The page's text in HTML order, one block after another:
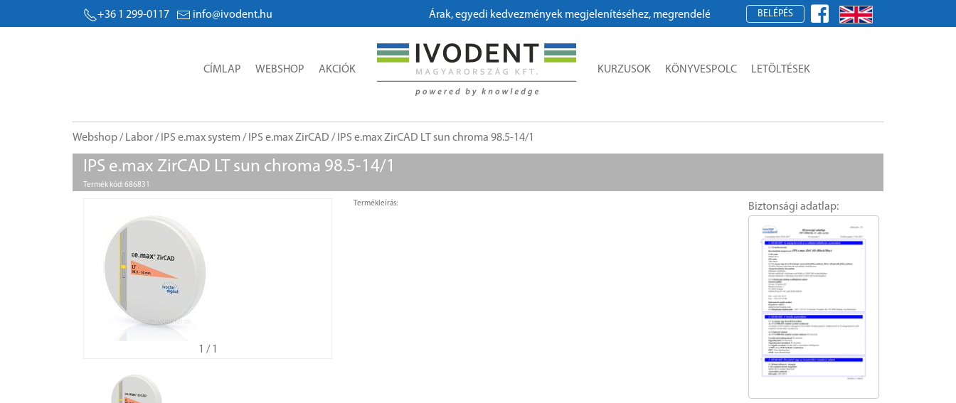
+36 1 299-0117 info@ivodent.hu Árak, egyedi kedvezmények megjelenítéséhez, megrendeléshez kérjük, regisztráljon!
BELÉPÉS
CÍMLAP WEBSHOP AKCIÓK KURZUSOK KÖNYVESPOLC LETÖLTÉSEK
Webshop/ Labor/ IPS e.max system/ IPS e.max ZirCAD / IPS e.max ZirCAD LT sun chroma 98.5-14/1
IPS e.max ZirCAD LT sun chroma 98.5-14/1
Termék kód: 686831
1 / 1
Termékleírás: Biztonsági adatlap: